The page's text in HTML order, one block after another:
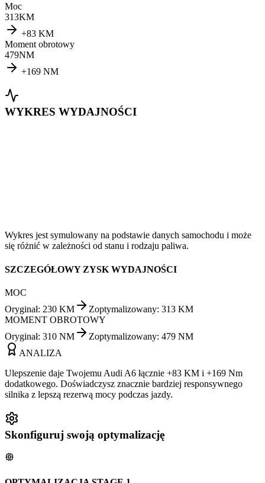
Moc
313KM
+83 KM
Moment obrotowy
479NM
+169 NM
WYKRES WYDAJNOŚCI
Wykres jest symulowany na podstawie danych samochodu i może
się różnić w zależności od stanu i rodzaju paliwa.
SZCZEGÓŁOWY ZYSK WYDAJNOŚCI
MOC
Oryginał: 230 KM Zoptymalizowany: 313 KM
MOMENT OBROTOWY
Oryginał: 310 NM Zoptymalizowany: 479 NM
ANALIZA
Ulepszenie daje Twojemu Audi A6 łącznie +83 KM i +169 Nm
dodatkowego. Doświadczysz znacznie bardziej responsywnego
silnika z lepszą rezerwą mocy podczas jazdy.
Skonfiguruj swoją optymalizację